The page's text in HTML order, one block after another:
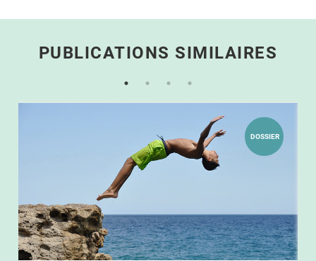
PUBLICATIONS SIMILAIRES
DOSSIER